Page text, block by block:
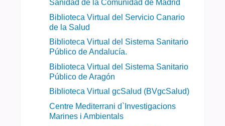
Sanidad de la Comunidad de Madrid
Biblioteca Virtual del Servicio Canario
de la Salud
Biblioteca Virtual del Sistema Sanitario
Público de Andalucía.
Biblioteca Virtual del Sistema Sanitario
Público de Aragón
Biblioteca Virtual gcSalud (BVgcSalud)
Centre Mediterrani d`Investigacions
Marines i Ambientals